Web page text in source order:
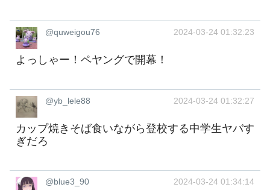
@quweigou76 2024-03-24 01:32:23
よっしゃー！ペヤングで開幕！
@yb_lele88 2024-03-24 01:32:27
カップ焼きそば食いながら登校する中学生ヤバす
ぎだろ
@blue3_90 2024-03-24 01:34:14